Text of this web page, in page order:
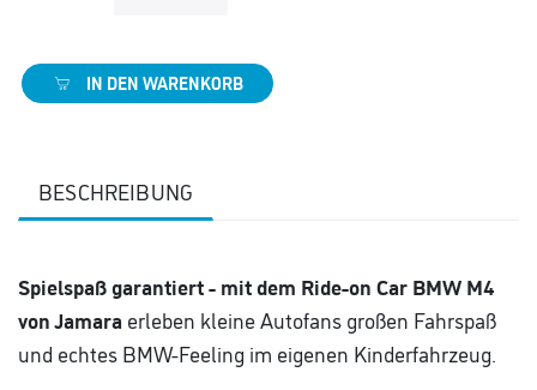
IN DEN WARENKORB
BESCHREIBUNG
Spielspaß garantiert - mit dem Ride-on Car BMW M4
von Jamara erleben kleine Autofans großen Fahrspaß
und echtes BMW-Feeling im eigenen Kinderfahrzeug.